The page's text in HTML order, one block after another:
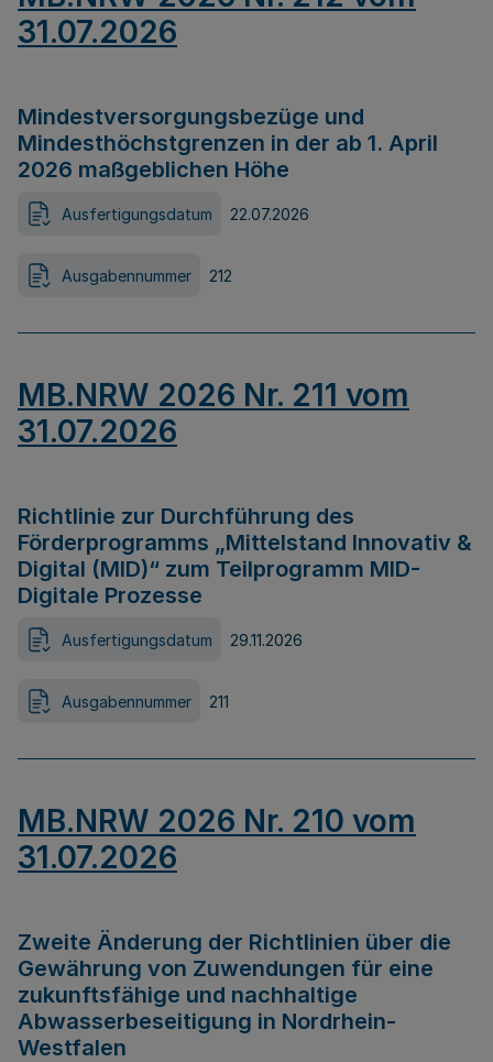
31.07.2026
Mindestversorgungsbezüge und
Mindesthöchstgrenzen in der ab 1. April
2026 maßgeblichen Höhe
Ausfertigungsdatum 22.07.2026
Ausgabennummer 212
MB.NRW 2026 Nr. 211 vom
31.07.2026
Richtlinie zur Durchführung des
Förderprogramms „Mittelstand Innovativ &
Digital (MID)“ zum Teilprogramm MID-
Digitale Prozesse
Ausfertigungsdatum 29.11.2026
Ausgabennummer 211
MB.NRW 2026 Nr. 210 vom
31.07.2026
Zweite Änderung der Richtlinien über die
Gewährung von Zuwendungen für eine
zukunftsfähige und nachhaltige
Abwasserbeseitigung in Nordrhein-
Westfalen